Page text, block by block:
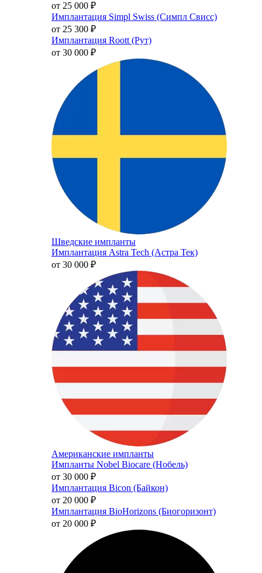
от 25 000 ₽
Имплантация Simpl Swiss (Симпл Свисс)
от 25 300 ₽
Имплантация Roott (Рут)
от 30 000 ₽
Шведские импланты
Имплантация Astra Tech (Астра Тек)
от 30 000 ₽
Американские импланты
Импланты Nobel Biocare (Нобель)
от 30 000 ₽
Имплантация Bicon (Байкон)
от 20 000 ₽
Имплантация BioHorizons (Биогоризонт)
от 20 000 ₽